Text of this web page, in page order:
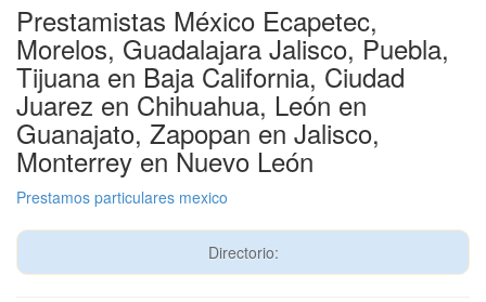
Prestamistas México Ecapetec,
Morelos, Guadalajara Jalisco, Puebla,
Tijuana en Baja California, Ciudad
Juarez en Chihuahua, León en
Guanajato, Zapopan en Jalisco,
Monterrey en Nuevo León
Prestamos particulares mexico
Directorio: